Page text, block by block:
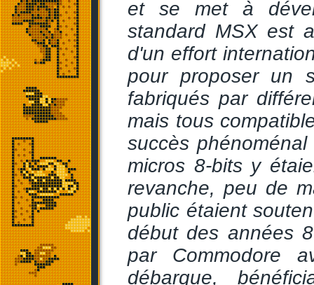
et se met à
standard MSX est
d'un effort
pour proposer un
fabriqués par
mais tous
succès
micros 8-bits y
revanche, peu de
public étaient
début des années
par Commodore
débarque,